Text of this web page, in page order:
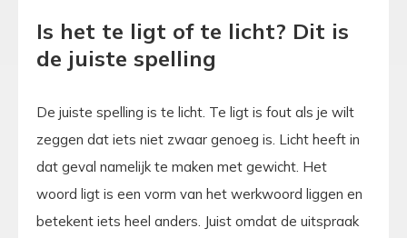
Is het te ligt of te licht? Dit is
de juiste spelling
De juiste spelling is te licht. Te ligt is fout als je wilt
zeggen dat iets niet zwaar genoeg is. Licht heeft in
dat geval namelijk te maken met gewicht. Het
woord ligt is een vorm van het werkwoord liggen en
betekent iets heel anders. Juist omdat de uitspraak